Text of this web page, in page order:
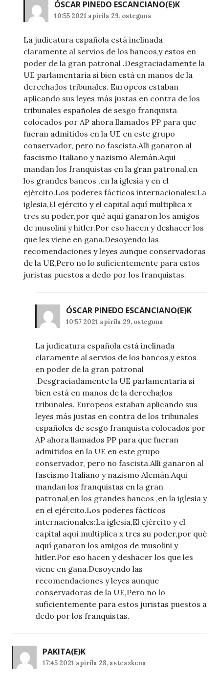
ÓSCAR PINEDO ESCANCIANO(E)K
10:55 2021 apirila 29, osteguna
La judicatura española está inclinada
claramente al servios de los bancos,y estos en
poder de la gran patronal .Desgraciadamente la
UE parlamentaria si bien está en manos de la
derecha;los tribunales. Europeos estaban
aplicando sus leyes más justas en contra de los
tribunales españoles de sesgo franquista
colocados por AP ahora llamados PP para que
fueran admitidos en la UE en este grupo
conservador, pero no fascista.Alli ganaron al
fascismo Italiano y nazismo Alemán.Aqui
mandan los franquistas en la gran patronal,en
los grandes bancos ,en la iglesia y en el
ejército.Los poderes fácticos internacionales:La
iglesia,El ejército y el capital aquí multiplica x
tres su poder,por qué aquí ganaron los amigos
de musolini y hitler.Por eso hacen y deshacer los
que les viene en gana.Desoyendo las
recomendaciones y leyes aunque conservadoras
de la UE,Pero no lo suficientemente para estos
juristas puestos a dedo por los franquistas.
ÓSCAR PINEDO ESCANCIANO(E)K
10:57 2021 apirila 29, osteguna
La judicatura española está inclinada
claramente al servios de los bancos,y estos
en poder de la gran patronal
.Desgraciadamente la UE parlamentaria si
bien está en manos de la derecha;los
tribunales. Europeos estaban aplicando sus
leyes más justas en contra de los tribunales
españoles de sesgo franquista colocados por
AP ahora llamados PP para que fueran
admitidos en la UE en este grupo
conservador, pero no fascista.Alli ganaron al
fascismo Italiano y nazismo Alemán.Aqui
mandan los franquistas en la gran
patronal,en los grandes bancos ,en la iglesia y
en el ejército.Los poderes fácticos
internacionales:La iglesia,El ejército y el
capital aquí multiplica x tres su poder,por qué
aquí ganaron los amigos de musolini y
hitler.Por eso hacen y deshacer los que les
viene en gana.Desoyendo las
recomendaciones y leyes aunque
conservadoras de la UE,Pero no lo
suficientemente para estos juristas puestos a
dedo por los franquistas.
PAKITA(E)K
17:45 2021 apirila 28, asteazkena